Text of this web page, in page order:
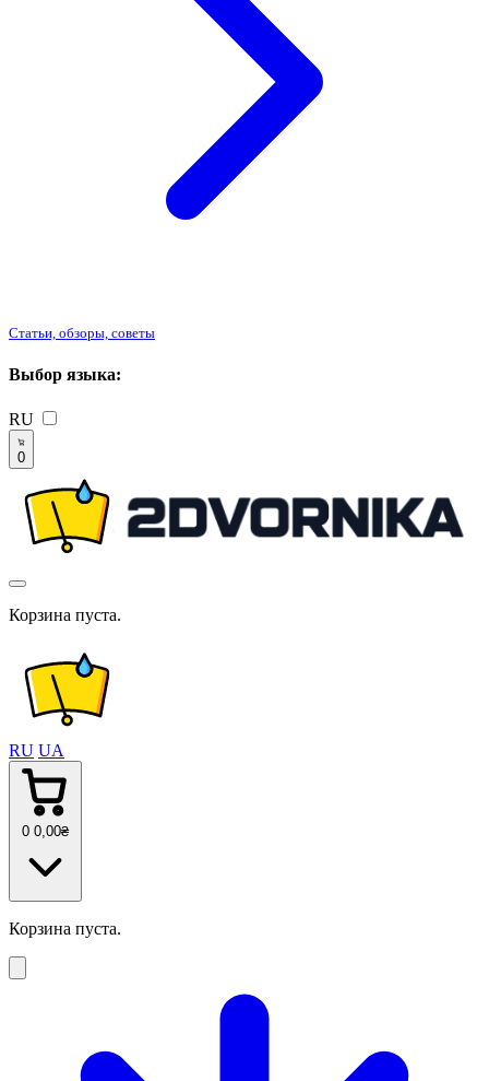
Статьи, обзоры, советы
Выбор языка:
RU
0
Корзина пуста.
RU UA
0 0 ,00₴
Корзина пуста.